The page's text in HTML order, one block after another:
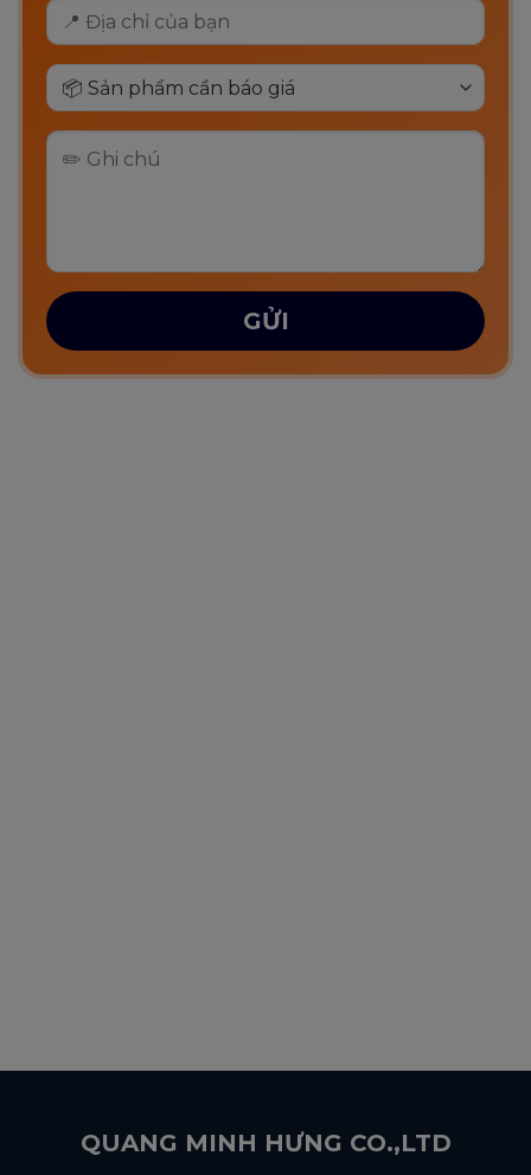
QUANG MINH HƯNG CO.,LTD